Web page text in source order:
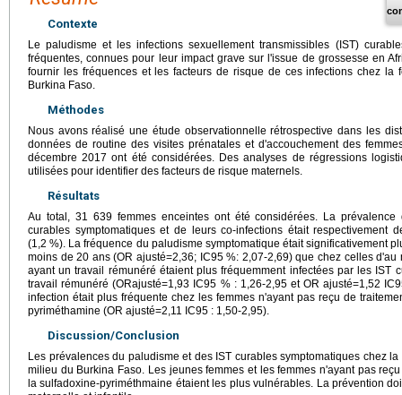
Contexte
Le paludisme et les infections sexuellement transmissibles (IST)
fréquentes, connues pour leur impact grave sur l'issue de grossesse en
fournir les fréquences et les facteurs de risque de ces infections chez la
Burkina Faso.
Méthodes
Nous avons réalisé une étude observationnelle rétrospective dans les
données de routine des visites prénatales et d'accouchement des
décembre 2017 ont été considérées. Des analyses de régressions
utilisées pour identifier des facteurs de risque maternels.
Résultats
Au total, 31 639 femmes enceintes ont été considérées. La prévalence
curables symptomatiques et de leurs co-infections était respectivement
(1,2 %). La fréquence du paludisme symptomatique était significativement
moins de 20 ans (OR ajusté=2,36; IC95 %: 2,07-2,69) que chez celles
ayant un travail rémunéré étaient plus fréquemment infectées par les IST
travail rémunéré (ORajusté=1,93 IC95 % : 1,26-2,95 et OR ajusté=1,52
infection était plus fréquente chez les femmes n'ayant pas reçu de
pyriméthamine (OR ajusté=2,11 IC95 : 1,50-2,95).
Discussion/Conclusion
Les prévalences du paludisme et des IST curables symptomatiques chez
milieu du Burkina Faso. Les jeunes femmes et les femmes n'ayant pas
la sulfadoxine-pyriméthmaine étaient les plus vulnérables. La prévention